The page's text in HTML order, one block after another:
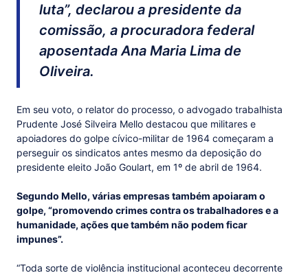
luta”, declarou a presidente da
comissão, a procuradora federal
aposentada Ana Maria Lima de
Oliveira.
Em seu voto, o relator do processo, o advogado trabalhista
Prudente José Silveira Mello destacou que militares e
apoiadores do golpe cívico-militar de 1964 começaram a
perseguir os sindicatos antes mesmo da deposição do
presidente eleito João Goulart, em 1º de abril de 1964.
Segundo Mello, várias empresas também apoiaram o
golpe, “promovendo crimes contra os trabalhadores e a
humanidade, ações que também não podem ficar
impunes”.
“Toda sorte de violência institucional aconteceu decorrente